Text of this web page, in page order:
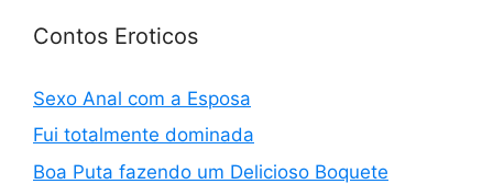
Contos Eroticos
Sexo Anal com a Esposa
Fui totalmente dominada
Boa Puta fazendo um Delicioso Boquete